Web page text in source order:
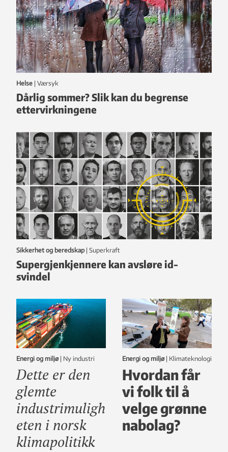
Helse | Værsyk
Dårlig sommer? Slik kan du begrense
ettervirkningene
Sikkerhet og beredskap | Superkraft
Supergjenkjennere kan avsløre id-
svindel
Energi og miljø | ny industri
Dette er den
glemte
industrimuligh
eten i norsk
klimapolitikk
Energi og miljø | klimateknologi
Hvordan får
vi folk til å
velge grønne
nabolag?